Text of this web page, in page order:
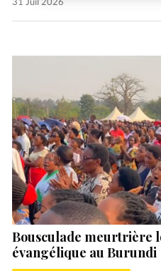
Bousculade meurtrière
évangélique au Burundi